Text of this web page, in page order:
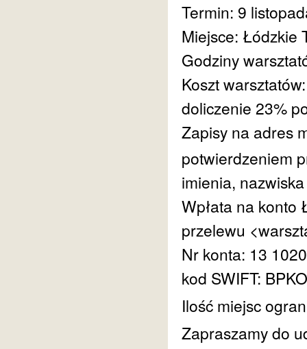
Termin: 9
Miejsce: Łódzkie
Godziny
Koszt
doliczenie 23%
Zapisy na adres
potwierdzeniem
imienia,
Wpłata na konto
przelewu
Nr konta: 13
kod SWIFT:
Ilość miejsc
Zapraszamy do